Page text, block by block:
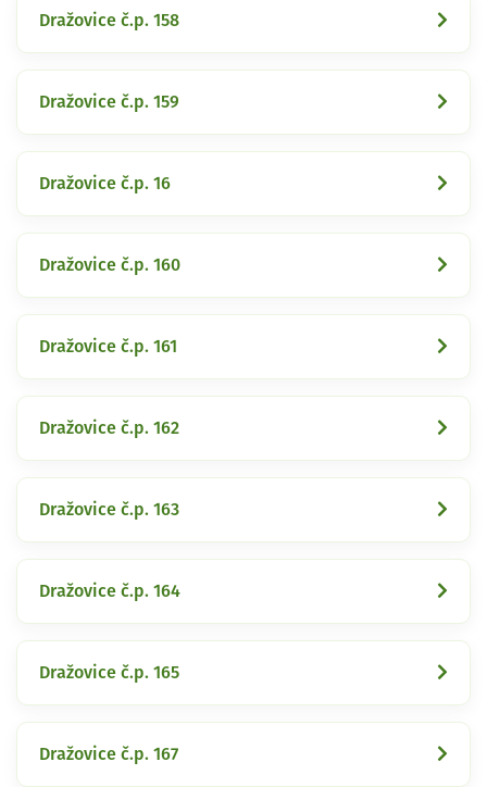
Dražovice č.p. 158
Dražovice č.p. 159
Dražovice č.p. 16
Dražovice č.p. 160
Dražovice č.p. 161
Dražovice č.p. 162
Dražovice č.p. 163
Dražovice č.p. 164
Dražovice č.p. 165
Dražovice č.p. 167